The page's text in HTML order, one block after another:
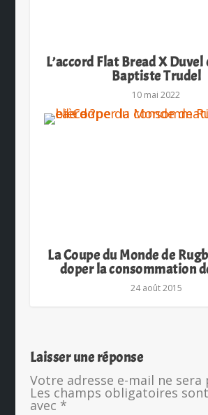
L’accord Flat Bread X
Baptiste Trudel
10 mai 2022
La Coupe du Monde de
doper la consommation
24 août 2015
Laisser une réponse
Votre adresse e-mail ne sera
Les champs obligatoires
avec *